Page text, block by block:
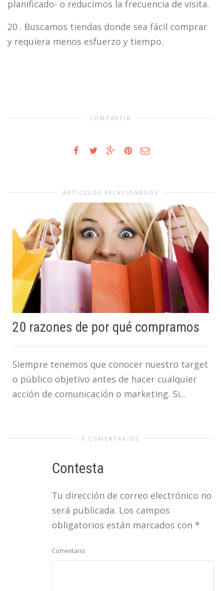
planificado- o reducimos la frecuencia de visita.
20 . Buscamos tiendas donde sea fácil comprar
y requiera menos esfuerzo y tiempo.
COMPARTIR
ARTÍCULOS RELACIONADOS
20 razones de por qué compramos
Siempre tenemos que conocer nuestro target
o público objetivo antes de hacer cualquier
acción de comunicación o marketing. Si...
0 COMENTARIOS
Contesta
Tu dirección de correo electrónico no
será publicada. Los campos
obligatorios están marcados con *
Comentario